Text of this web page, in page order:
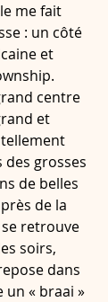
me fait
: un côté
et
centre
et
tellement
des grosses
de belles
de la
retrouve
soirs,
dans
un « braai »